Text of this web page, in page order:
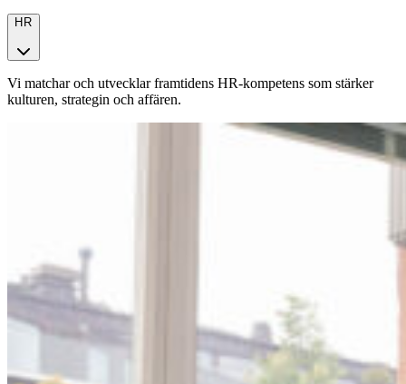
HR
Vi matchar och utvecklar framtidens HR-kompetens som stärker
kulturen, strategin och affären.